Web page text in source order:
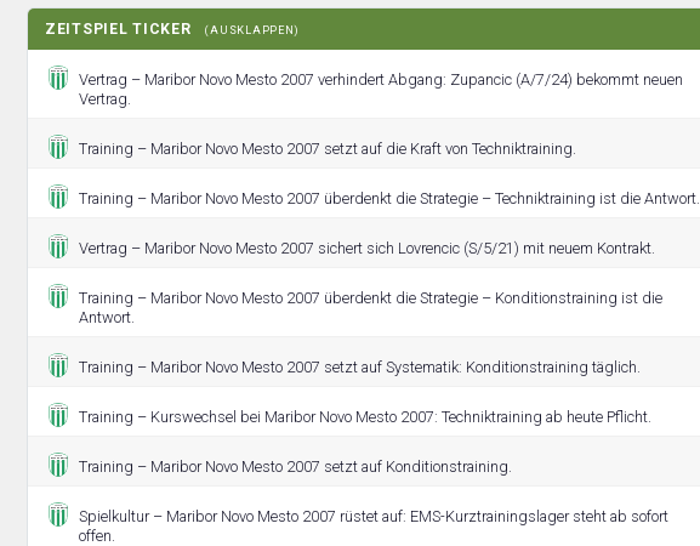
ZEITSPIEL TICKER (AUSKLAPPEN)
Vertrag – Maribor Novo Mesto 2007 verhindert Abgang: Zupancic (A/7/24) bekommt neuen
Vertrag.
Training – Maribor Novo Mesto 2007 setzt auf die Kraft von Techniktraining.
Training – Maribor Novo Mesto 2007 überdenkt die Strategie – Techniktraining ist die Antwort.
Vertrag – Maribor Novo Mesto 2007 sichert sich Lovrencic (S/5/21) mit neuem Kontrakt.
Training – Maribor Novo Mesto 2007 überdenkt die Strategie – Konditionstraining ist die
Antwort.
Training – Maribor Novo Mesto 2007 setzt auf Systematik: Konditionstraining täglich.
Training – Kurswechsel bei Maribor Novo Mesto 2007: Techniktraining ab heute Pflicht.
Training – Maribor Novo Mesto 2007 setzt auf Konditionstraining.
Spielkultur – Maribor Novo Mesto 2007 rüstet auf: EMS-Kurztrainingslager steht ab sofort
offen.